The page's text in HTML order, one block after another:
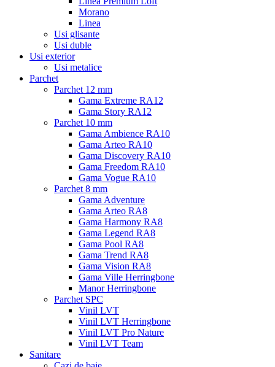
Morano
Linea
Usi glisante
Usi duble
Usi exterior
Usi metalice
Parchet
Parchet 12 mm
Gama Extreme RA12
Gama Story RA12
Parchet 10 mm
Gama Ambience RA10
Gama Arteo RA10
Gama Discovery RA10
Gama Freedom RA10
Gama Vogue RA10
Parchet 8 mm
Gama Adventure
Gama Arteo RA8
Gama Harmony RA8
Gama Legend RA8
Gama Pool RA8
Gama Trend RA8
Gama Vision RA8
Gama Ville Herringbone
Manor Herringbone
Parchet SPC
Vinil LVT
Vinil LVT Herringbone
Vinil LVT Pro Nature
Vinil LVT Team
Sanitare